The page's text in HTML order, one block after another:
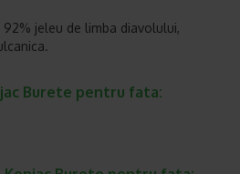
jeleu de limba diavolului,
Burete pentru fata: